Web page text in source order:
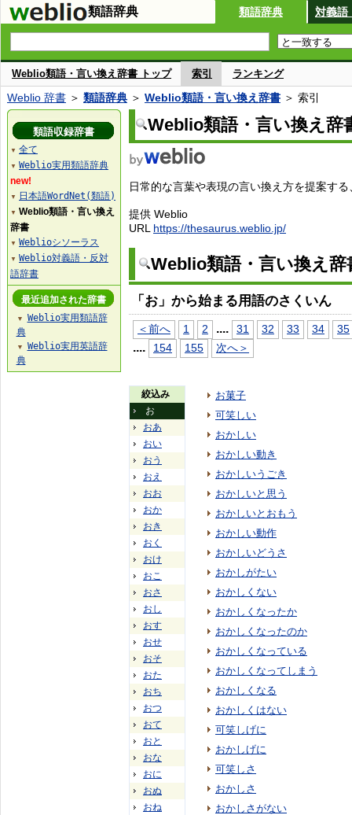
類語辞典 類語辞典 対義語
Weblio類語・言い換え辞書 トップ 索引 ランキング
Weblio 辞書 ＞ 類語辞典 ＞ Weblio類語・言い換え辞書 ＞ 索引
Weblio類語・言い換え辞
日常的な言葉や表現の言い換え方を提案す
提供 Weblio
URL https://thesaurus.weblio.jp/
Weblio類語・言い換え
「お」から始まる用語のさくいん
＜前へ 1 2 .... 31 32 33 34 35
.... 154 155 次へ＞
絞込み
お
おあ
おい
おう
おえ
おお
おか
おき
おく
おけ
おこ
おさ
おし
おす
おせ
おそ
おた
おち
おつ
おて
おと
おな
おに
おぬ
おね
お菓子
可笑しい
おかしい
おかしい動き
おかしいうごき
おかしいと思う
おかしいとおもう
おかしい動作
おかしいどうさ
おかしがたい
おかしくない
おかしくなったか
おかしくなったのか
おかしくなっている
おかしくなってしまう
おかしくなる
おかしくはない
可笑しげに
おかしげに
可笑しさ
おかしさ
おかしさがない
類語収録辞書
▼ 全て
▼ Weblio実用類語辞典
new!
▼ 日本語WordNet(類語)
▼ Weblio類語・言い換え
辞書
▼ Weblioシソーラス
▼ Weblio対義語・反対
語辞書
最近追加された辞書
▼
Weblio実用類語辞
典
▼
Weblio実用英語辞
典